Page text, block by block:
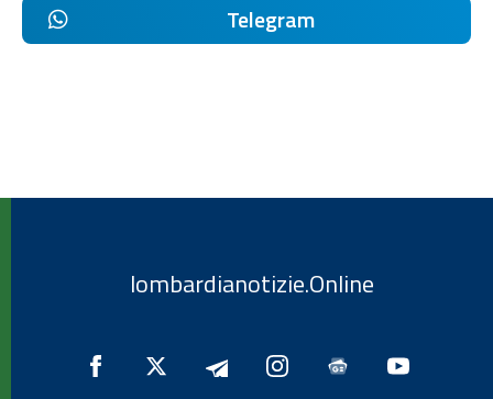
Telegram
lombardianotizie.Online